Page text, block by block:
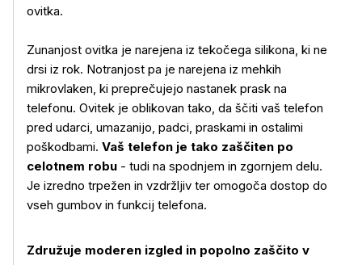
Več o izdelku
ovitka.
Zunanjost ovitka je narejena iz tekočega silikona, ki ne
drsi iz rok. Notranjost pa je narejena iz mehkih
mikrovlaken, ki preprečujejo nastanek prask na
telefonu. Ovitek je oblikovan tako, da ščiti vaš telefon
pred udarci, umazanijo, padci, praskami in ostalimi
poškodbami. Vaš telefon je tako zaščiten po
celotnem robu - tudi na spodnjem in zgornjem delu.
Je izredno trpežen in vzdržljiv ter omogoča dostop do
vseh gumbov in funkcij telefona.
Združuje moderen izgled in popolno zaščito v